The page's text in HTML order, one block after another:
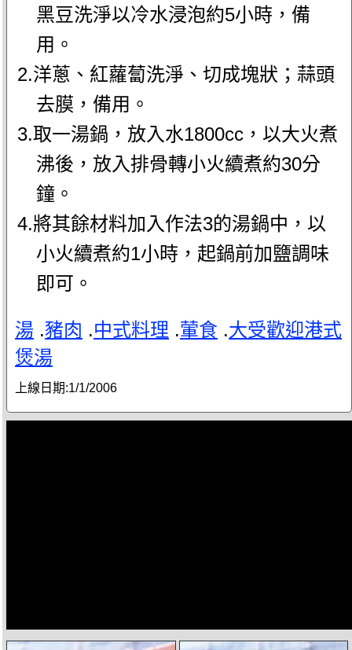
黑豆洗淨以冷水浸泡約5小時，備
用。
2.洋蔥、紅蘿蔔洗淨、切成塊狀；蒜頭
去膜，備用。
3.取一湯鍋，放入水1800cc，以大火煮
沸後，放入排骨轉小火續煮約30分
鐘。
4.將其餘材料加入作法3的湯鍋中，以
小火續煮約1小時，起鍋前加鹽調味
即可。
湯 .豬肉 .中式料理 .葷食 .大受歡迎港式
煲湯
上線日期:1/1/2006